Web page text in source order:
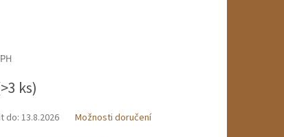
ks)
do: 13.8.2026 Možnosti doručení